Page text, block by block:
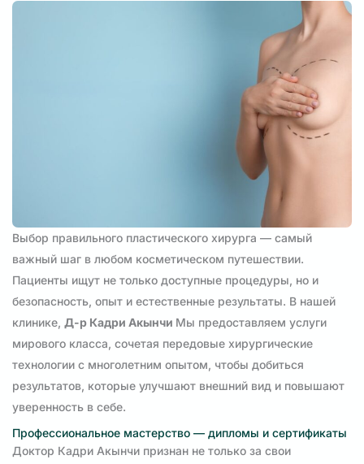
Выбор правильного пластического хирурга — самый
важный шаг в любом косметическом путешествии.
Пациенты ищут не только доступные процедуры, но и
безопасность, опыт и естественные результаты. В нашей
клинике, Д-р Кадри Акынчи Мы предоставляем услуги
мирового класса, сочетая передовые хирургические
технологии с многолетним опытом, чтобы добиться
результатов, которые улучшают внешний вид и повышают
уверенность в себе.
Профессиональное мастерство — дипломы и сертификаты
Доктор Кадри Акынчи признан не только за свои